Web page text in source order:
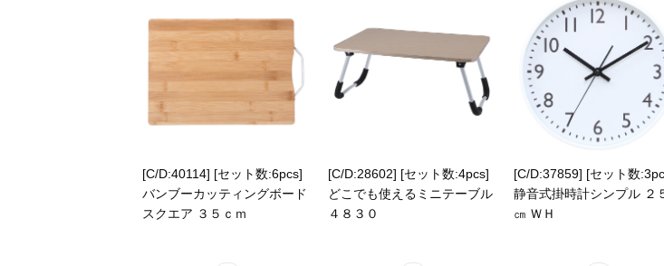
[C/D:40114] [セット数:6pcs]
バンブーカッティングボード
スクエア ３５ｃｍ
[C/D:28602] [セット数:4pcs]
どこでも使えるミニテーブル
４８３０
[C/D:37859] [セット数
静音式掛時計シンプル ２
㎝ ＷＨ